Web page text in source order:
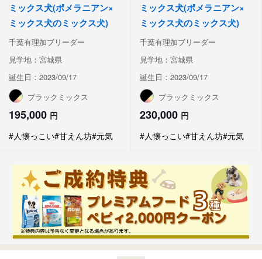
ミックス犬(ポメラニアン×
ミックス犬のミックス犬)
千葉有理加ブリーダー
見学地：宮城県
誕生日：2023/09/17
ブラックミックス
195,000 円
#人懐っこい#甘えん坊#元気
ミックス犬(ポメラニアン×
ミックス犬のミックス犬)
千葉有理加ブリーダー
見学地：宮城県
誕生日：2023/09/17
ブラックミックス
230,000 円
#人懐っこい#甘えん坊#元気